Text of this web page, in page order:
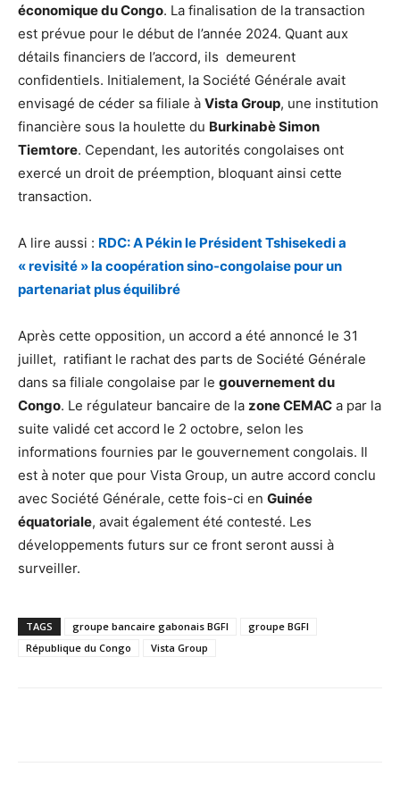
économique du Congo. La finalisation de la transaction
est prévue pour le début de l’année 2024. Quant aux
détails financiers de l’accord, ils demeurent
confidentiels. Initialement, la Société Générale avait
envisagé de céder sa filiale à Vista Group, une institution
financière sous la houlette du Burkinabè Simon
Tiemtore. Cependant, les autorités congolaises ont
exercé un droit de préemption, bloquant ainsi cette
transaction.
A lire aussi : RDC: A Pékin le Président Tshisekedi a
« revisité » la coopération sino-congolaise pour un
partenariat plus équilibré
Après cette opposition, un accord a été annoncé le 31
juillet, ratifiant le rachat des parts de Société Générale
dans sa filiale congolaise par le gouvernement du
Congo. Le régulateur bancaire de la zone CEMAC a par la
suite validé cet accord le 2 octobre, selon les
informations fournies par le gouvernement congolais. Il
est à noter que pour Vista Group, un autre accord conclu
avec Société Générale, cette fois-ci en Guinée
équatoriale, avait également été contesté. Les
développements futurs sur ce front seront aussi à
surveiller.
TAGS groupe bancaire gabonais BGFI
groupe BGFI
République du Congo
Vista Group